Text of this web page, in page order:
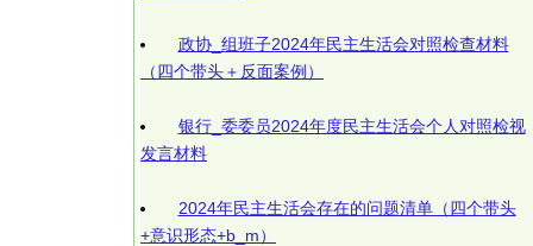
政协_组班子2024年民主生活会对照检查材料
（四个带头＋反面案例）
银行_委委员2024年度民主生活会个人对照检视
发言材料
2024年民主生活会存在的问题清单（四个带头
+意识形态+b_m）